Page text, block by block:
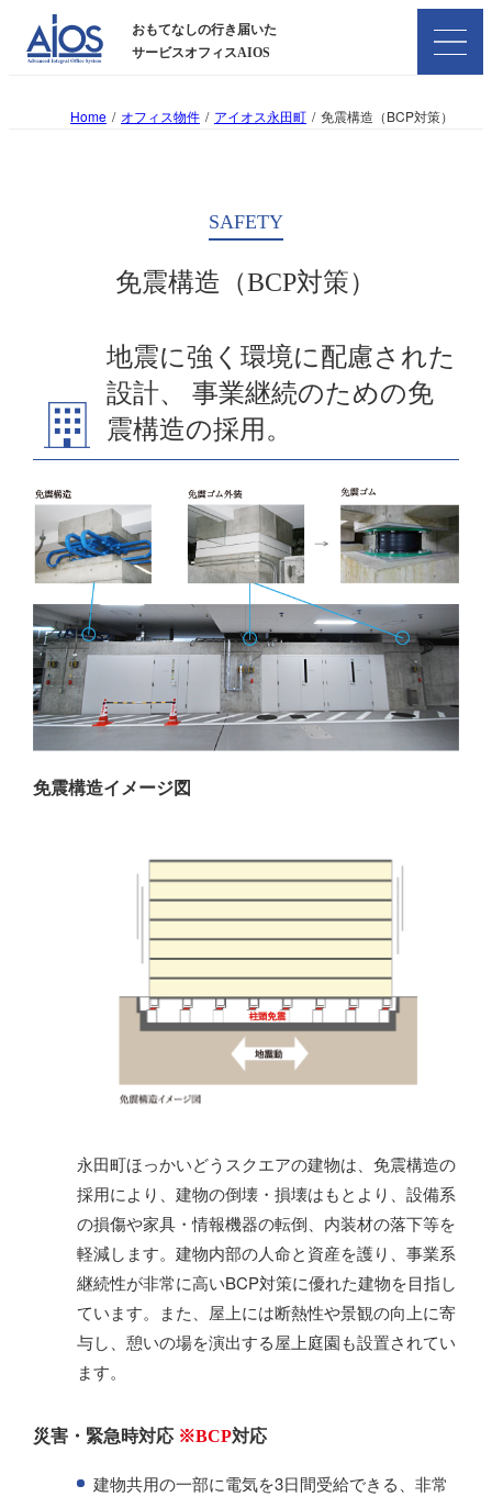
おもてなしの行き届いた
サービスオフィスAIOS
Home オフィス物件 アイオス永田町 免震構造（BCP対策）
SAFETY
免震構造（BCP対策）
地震に強く環境に配慮された
設計、 事業継続のための免
震構造の採用。
免震構造イメージ図
永田町ほっかいどうスクエアの建物は、免震構造の
採用により、建物の倒壊・損壊はもとより、設備系
の損傷や家具・情報機器の転倒、内装材の落下等を
軽減します。建物内部の人命と資産を護り、事業系
継続性が非常に高いBCP対策に優れた建物を目指し
ています。また、屋上には断熱性や景観の向上に寄
与し、憩いの場を演出する屋上庭園も設置されてい
ます。
災害・緊急時対応 ※BCP対応
建物共用の一部に電気を3日間受給できる、非常